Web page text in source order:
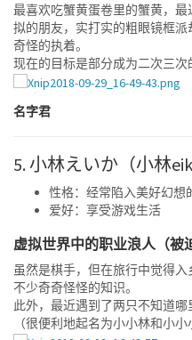
最喜欢吃蟹黄蛋卷里的蟹黄，
拟的朋友，实打实的粗眼镜框
奇怪的执着。
现在的目标是部分成为二次三次
名字君
5. 小林えいか（小林
性格：经常陷入美好幻想
爱好：享受游戏生活
虚拟世界中的职业浪人（被
虽然是棋手，但在旅行中觉得
不少奇奇怪怪的知识。
此外，最近遇到了两只不知道
（很便利地起名为小小林和小小